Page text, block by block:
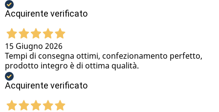
Acquirente verificato
15 Giugno 2026
Tempi di consegna ottimi, confezionamento perfetto,
prodotto integro è di ottima qualità.
Acquirente verificato